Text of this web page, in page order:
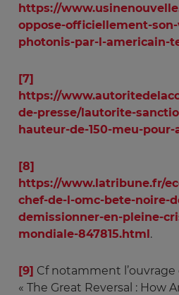
https://
oppose-officiellement-
photonis-par-l-americain-
[7]
https://
de-presse/lautorite-
hauteur-de-150-meu-
[8]
https://www.latribune.fr/
chef-de-l-omc-bete-noire-
demissionner-en-pleine-
mondiale-847815.html.
[9] Cf notamment l’ouvrage
« The Great Reversal : How